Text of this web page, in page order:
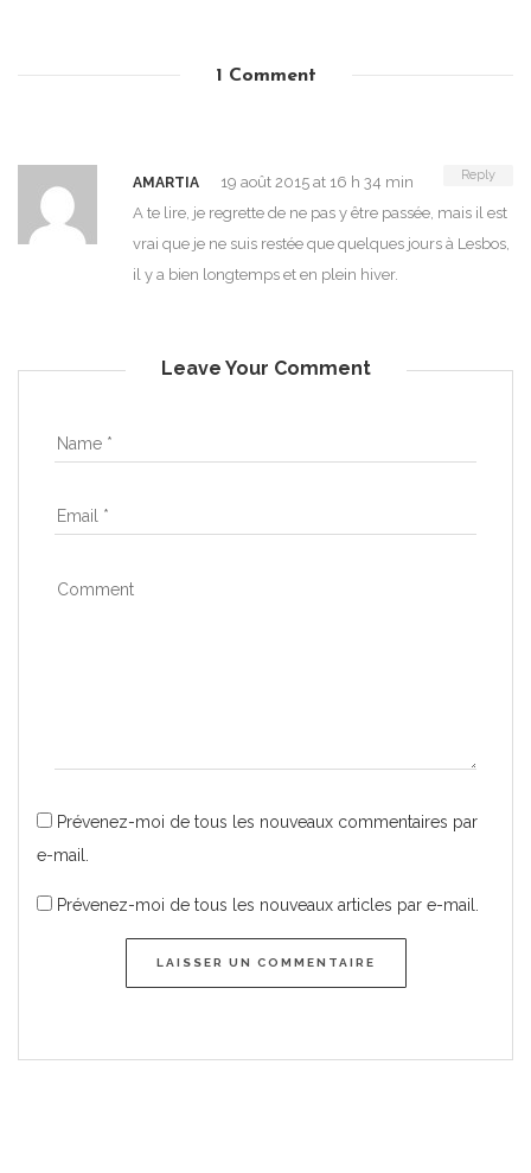
1 Comment
Reply
AMARTIA
19 août 2015 at 16 h 34 min
A te lire, je regrette de ne pas y être passée, mais il est
vrai que je ne suis restée que quelques jours à Lesbos,
il y a bien longtemps et en plein hiver.
Leave Your Comment
Prévenez-moi de tous les nouveaux commentaires par
e-mail.
Prévenez-moi de tous les nouveaux articles par e-mail.
LAISSER UN COMMENTAIRE